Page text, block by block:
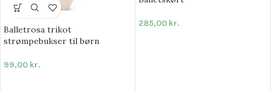
Balletrosa trikot
strømpebukser til børn
99,00 kr.
285,00 kr.